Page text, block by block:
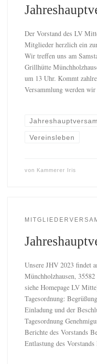
Der Vorstand des LV
Mitglieder herzlich ein
Wir treffen uns am
Grillhütte
um 13 Uhr. Kommt
Versammlung werden
Vereinsleben
von Kammerer Iris
Unsere JHV 2023 findet
Münchholzhausen,
siehe Homepage LV
Tagesordnung:
Einladung und der
Tagesordnung
Berichte des Vorstands
Entlastung des